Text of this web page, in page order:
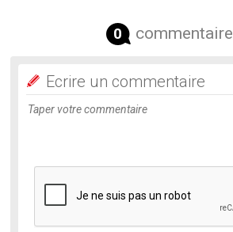
0 commentaire
Ecrire un commentaire